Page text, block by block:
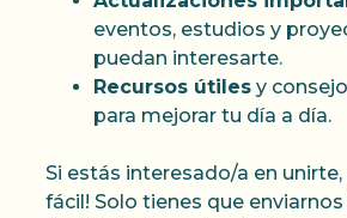
eventos, estudios y
puedan interesarte.
Recursos útiles y
para mejorar tu día a día.
Si estás interesado/a en unirte,
fácil! Solo tienes que